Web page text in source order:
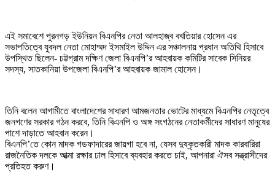
এই সমাবেশে পুরনগড় ইউনিয়ন বিএনপির নেতা আলহাজ্ব বখতিয়ার হোসেন এর
সভাপতিত্বে যুবদল নেতা মোহাম্মদ ইসমাইল উদ্দিন এর সঞ্চালনায় প্রধান অতিথি হিসাবে
উপস্থিত ছিলেন- চট্টগ্রাম দক্ষিণ জেলা বিএনপি’র আহবায়ক কমিটির সাবেক সিনিয়র
সদস্য, সাতকানিয়া উপজেলা বিএনপি’র আহবায়ক জামাল হোসেন।
তিনি বলেন আগামীতে বাংলাদেশের সাধারণ আমজনতার ভোটের মাধ্যমে বিএনপির নেতৃত্বে
জনগণের সরকার গঠন করবে, তিনি বিএনপি ও অঙ্গ সংগঠনের নেতাকর্মীদের সাধারণ মানুষের
পাশে দাড়াতে আহবান করেন।
বিএনপি’তে কোন মাদক গডফাদারের জায়গা হবে না, যেসব দুষ্কৃতকারী মাদক কারবারিরা
রাজনৈতিক দলকে আত্মা রক্ষার ঢাল হিসাবে ব্যবহার করতে চাই, আপনারা ঐসব সন্ত্রাসীদের
প্রতিহত করুণ।